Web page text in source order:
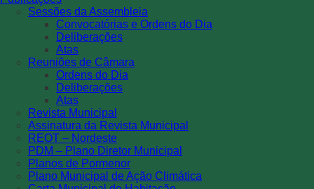
Sessões da Assembleia
Convocatórias e Ordens do Dia
Deliberações
Atas
Reuniões de Câmara
Ordens do Dia
Deliberações
Atas
Revista Municipal
Assinatura da Revista Municipal
REOT – Nordeste
PDM – Plano Diretor Municipal
Planos de Pormenor
Plano Municipal de Ação Climática